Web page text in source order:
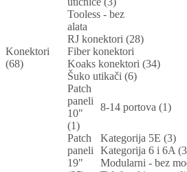
Tooless - bez
alata
Konektori
(68)
RJ konektori (28)
Fiber konektori
Koaks konektori (34)
Šuko utikači (6)
Patch
paneli
10"
(1)
8-14 portova (1)
Patch
paneli
19"
Kategorija 5E (3)
Kategorija 6 i 6A
Modularni - bez